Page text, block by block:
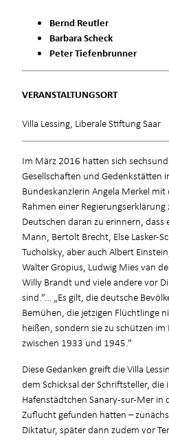
Bernd Reutler
Barbara Scheck
Peter Tiefenbrunner
VERANSTALTUNGSORT
Villa Lessing, Liberale Stiftung Saar
Im März 2016 hatten sich
Gesellschaften und Gedenkstätten
Bundeskanzlerin Angela Merkel
Rahmen einer
Deutschen daran zu erinnern, dass
Mann, Bertolt Brecht, Else Lasker-
Tucholsky, aber auch Albert
Walter Gropius, Ludwig Mies van
Willy Brandt und viele andere vor
sind.”… „Es gilt, die deutsche
Bemühen, die jetzigen Flüchtlinge
heißen, sondern sie zu schützen
zwischen 1933 und 1945.”
Diese Gedanken greift die Villa
dem Schicksal der Schriftsteller,
Hafenstädtchen Sanary-sur-Mer in
Zuflucht gefunden hatten –
Diktatur, später dann zudem vor